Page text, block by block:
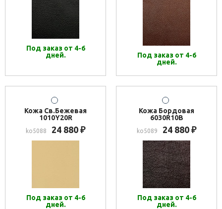
Под заказ от 4-6
дней.
Под заказ от 4-6
дней.
Кожа Св.Бежевая
1010Y20R
ko5088 24 880 ₽
Под заказ от 4-6
дней.
Кожа Бордовая
6030R10B
ko5089 24 880 ₽
Под заказ от 4-6
дней.